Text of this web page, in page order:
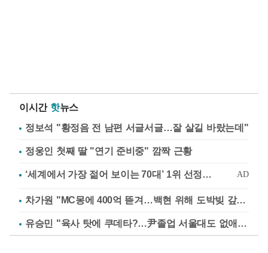
이시간 핫뉴스
정보석 "황정음 전 남편 서글서글…잘 살길 바랐는데"
정웅인 첫째 딸 "연기 준비중" 깜짝 근황
차가원 "MC몽에 400억 뜯겨…백현 위해 도박빚 갚아줘"
유승민 "육사 탓에 쿠데타?…尹졸업 서울대도 없애나"